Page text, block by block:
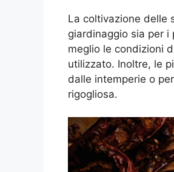
La coltivazione delle
giardinaggio sia per
meglio le condizioni
utilizzato. Inoltre, le
dalle intemperie o
rigogliosa.